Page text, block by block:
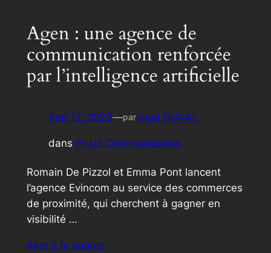
Agen : une agence de
communication renforcée
par l’intelligence artificielle
Sep 12, 2023—parImad DUVAL
dans Posts Communication
Romain De Pizzol et Emma Pont lancent
l’agence Evincom au service des commerces
de proximité, qui cherchent à gagner en
visibilité …
Aller à la source